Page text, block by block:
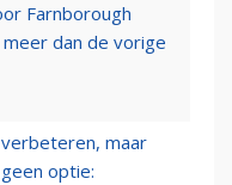
Farnborough
dan de vorige
maar
optie: